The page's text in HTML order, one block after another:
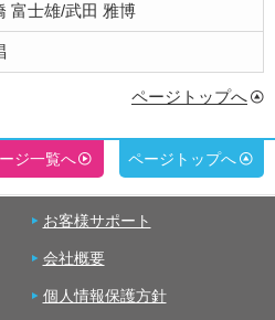
富士雄/武田 雅博
ページトップへ
ジ一覧へ ページトップへ
お客様サポート
会社概要
個人情報保護方針